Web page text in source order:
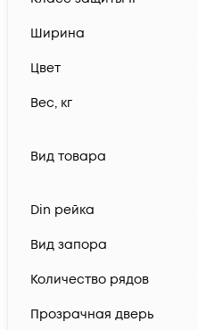
Ширина
Цвет
Вес, кг
Вид товара
Din рейка
Вид запора
Количество рядов
Прозрачная дверь